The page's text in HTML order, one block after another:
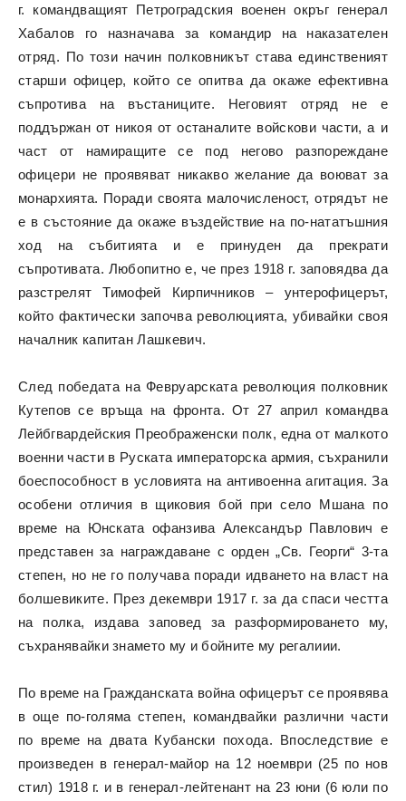
г. командващият Петроградския военен окръг генерал
Хабалов го назначава за командир на наказателен
отряд. По този начин полковникът става единственият
старши офицер, който се опитва да окаже ефективна
съпротива на въстаниците. Неговият отряд не е
поддържан от никоя от останалите войскови части, а и
част от намиращите се под негово разпореждане
офицери не проявяват никакво желание да воюват за
монархията. Поради своята малочисленост, отрядът не
е в състояние да окаже въздействие на по-нататъшния
ход на събитията и е принуден да прекрати
съпротивата. Любопитно е, че през 1918 г. заповядва да
разстрелят Тимофей Кирпичников – унтерофицерът,
който фактически започва революцията, убивайки своя
началник капитан Лашкевич.
След победата на Февруарската революция полковник
Кутепов се връща на фронта. От 27 април командва
Лейбгвардейския Преображенски полк, една от малкото
военни части в Руската императорска армия, съхранили
боеспособност в условията на антивоенна агитация. За
особени отличия в щиковия бой при село Мшана по
време на Юнската офанзива Александър Павлович е
представен за награждаване с орден „Св. Георги“ 3-та
степен, но не го получава поради идването на власт на
болшевиките. През декември 1917 г. за да спаси честта
на полка, издава заповед за разформироването му,
съхранявайки знамето му и бойните му регалиии.
По време на Гражданската война офицерът се проявява
в още по-голяма степен, командвайки различни части
по време на двата Кубански похода. Впоследствие е
произведен в генерал-майор на 12 ноември (25 по нов
стил) 1918 г. и в генерал-лейтенант на 23 юни (6 юли по